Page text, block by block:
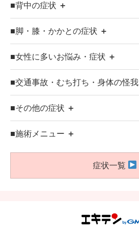
■背中の症状 ＋
■脚・膝・かかとの症状 ＋
■女性に多いお悩み・症状 ＋
■交通事故・むち打ち・身体の怪我
■その他の症状 ＋
■施術メニュー ＋
症状一覧